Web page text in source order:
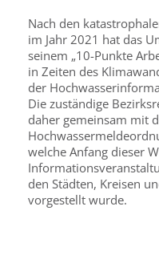
Nach den
im Jahr 2021 hat das
seinem „10-Punkte
in Zeiten des
der
Die zustän­dige
daher gemeinsam mit
welche Anfang dieser
den Städten, Kreisen
vorgestellt wurde.